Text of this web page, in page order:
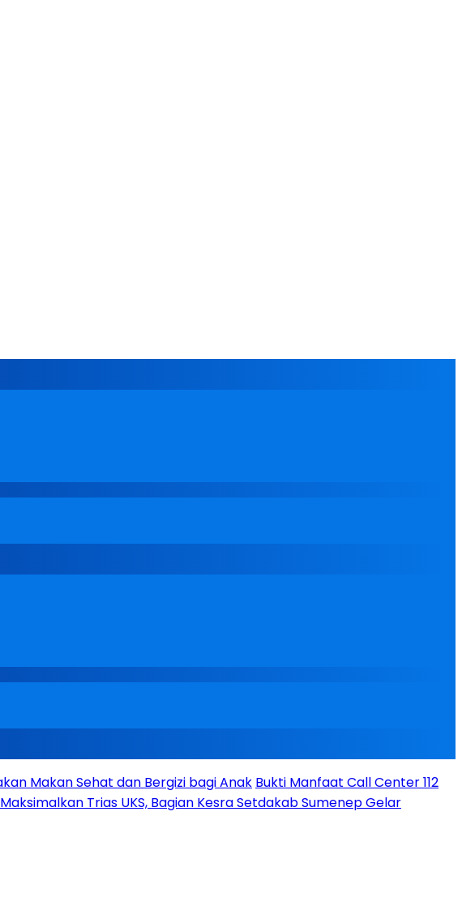
Makan Sehat dan Bergizi bagi Anak Bukti Manfaat Call Center 112
Maksimalkan Trias UKS, Bagian Kesra Setdakab Sumenep Gelar